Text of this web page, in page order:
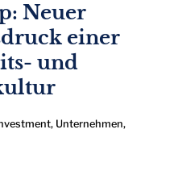
Neuer
einer
und
, Unternehmen,